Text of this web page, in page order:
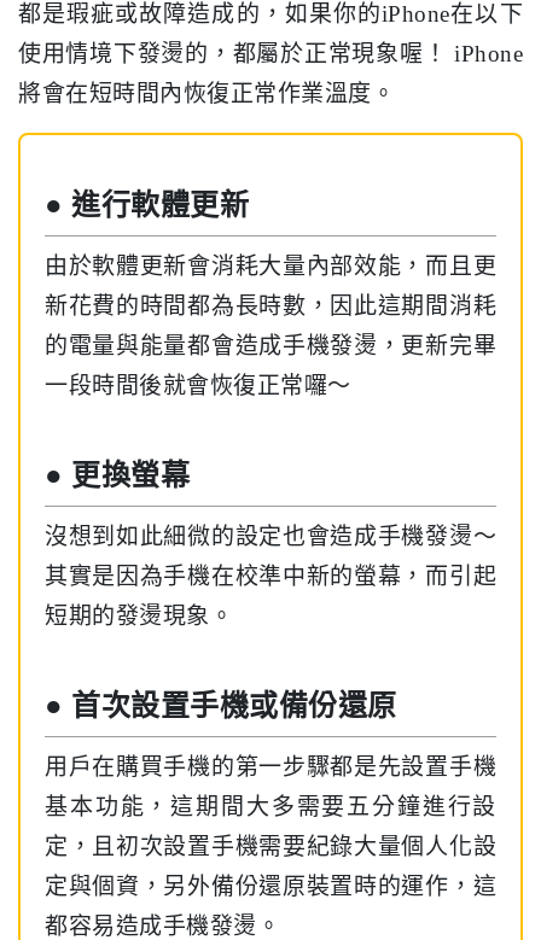
都是瑕疵或故障造成的，如果你的iPhone在以下
使用情境下發燙的，都屬於正常現象喔！ iPhone
將會在短時間內恢復正常作業溫度。
● 進行軟體更新
由於軟體更新會消耗大量內部效能，而且更
新花費的時間都為長時數，因此這期間消耗
的電量與能量都會造成手機發燙，更新完畢
一段時間後就會恢復正常囉～
● 更換螢幕
沒想到如此細微的設定也會造成手機發燙～
其實是因為手機在校準中新的螢幕，而引起
短期的發燙現象。
● 首次設置手機或備份還原
用戶在購買手機的第一步驟都是先設置手機
基本功能，這期間大多需要五分鐘進行設
定，且初次設置手機需要紀錄大量個人化設
定與個資，另外備份還原裝置時的運作，這
都容易造成手機發燙。